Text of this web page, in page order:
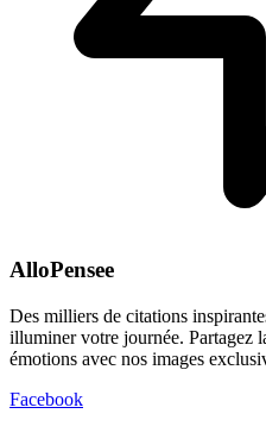
AlloPensee
Des milliers de citations
illuminer votre journée. Partagez
émotions avec nos images
Facebook